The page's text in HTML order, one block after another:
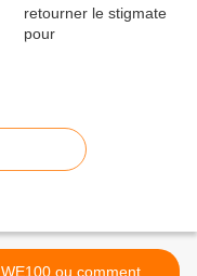
WE100 ou comment